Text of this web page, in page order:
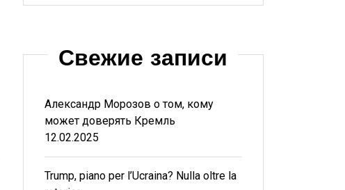
Свежие записи
Александр Морозов о том, кому
может доверять Кремль
12.02.2025
Trump, piano per l’Ucraina? Nulla oltre la